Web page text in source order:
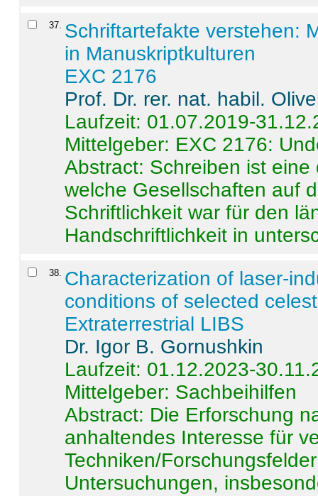
37. Schriftartefakte verstehen:
in Manuskriptkulturen
EXC 2176
Prof. Dr. rer. nat. habil.
Laufzeit: 01.07.2019-
Mittelgeber: EXC 2176:
Abstract: Schreiben ist
welche Gesellschaften auf
Schriftlichkeit war für den
Handschriftlichkeit in
38. Characterization of laser-
conditions of selected
Extraterrestrial LIBS
Dr. Igor B. Gornushkin
Laufzeit: 01.12.2023-
Mittelgeber: Sachbeihilfen
Abstract: Die Erforschung
anhaltendes Interesse für
Techniken/
Untersuchungen,